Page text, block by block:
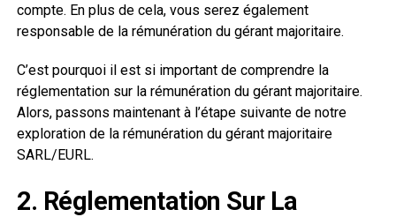
compte. En plus de cela, vous serez également
responsable de la rémunération du gérant majoritaire.
C’est pourquoi il est si important de comprendre la
réglementation sur la rémunération du gérant majoritaire.
Alors, passons maintenant à l’étape suivante de notre
exploration de la rémunération du gérant majoritaire
SARL/EURL.
2. Réglementation Sur La